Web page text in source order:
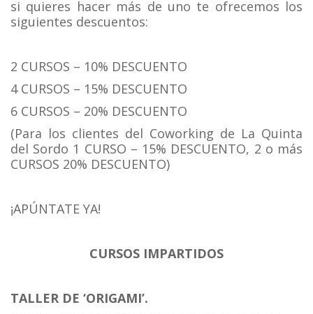
si quieres hacer más de uno te ofrecemos los
siguientes descuentos:
2 CURSOS – 10% DESCUENTO
4 CURSOS – 15% DESCUENTO
6 CURSOS – 20% DESCUENTO
(Para los clientes del Coworking de La Quinta
del Sordo 1 CURSO – 15% DESCUENTO, 2 o más
CURSOS 20% DESCUENTO)
¡APÚNTATE YA!
CURSOS IMPARTIDOS
TALLER DE ‘ORIGAMI’.